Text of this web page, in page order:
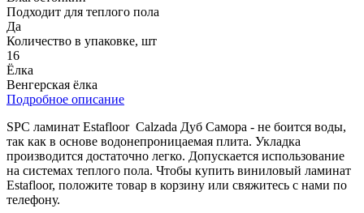
Подходит для теплого пола
Да
Количество в упаковке, шт
16
Ёлка
Венгерская ёлка
Подробное описание
SPC ламинат Estafloor Calzada Дуб Самора - не боится воды,
так как в основе водонепроницаемая плита. Укладка
производится достаточно легко. Допускается использование
на системах теплого пола. Чтобы купить виниловый ламинат
Estafloor, положите товар в корзину или свяжитесь с нами по
телефону.